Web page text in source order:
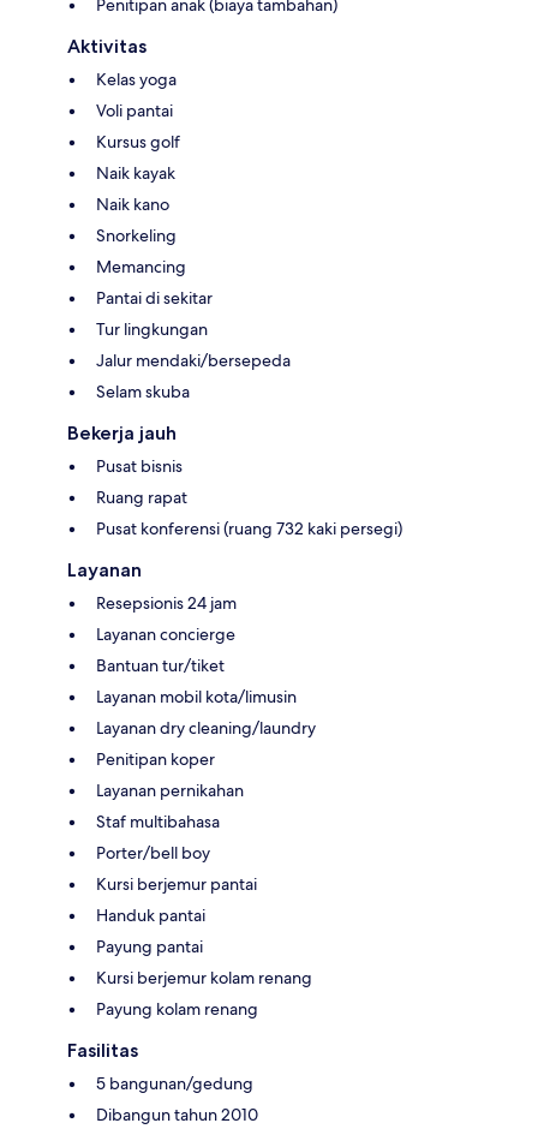
Penitipan anak (biaya tambahan)
Aktivitas
Kelas yoga
Voli pantai
Kursus golf
Naik kayak
Naik kano
Snorkeling
Memancing
Pantai di sekitar
Tur lingkungan
Jalur mendaki/bersepeda
Selam skuba
Bekerja jauh
Pusat bisnis
Ruang rapat
Pusat konferensi (ruang 732 kaki persegi)
Layanan
Resepsionis 24 jam
Layanan concierge
Bantuan tur/tiket
Layanan mobil kota/limusin
Layanan dry cleaning/laundry
Penitipan koper
Layanan pernikahan
Staf multibahasa
Porter/bell boy
Kursi berjemur pantai
Handuk pantai
Payung pantai
Kursi berjemur kolam renang
Payung kolam renang
Fasilitas
5 bangunan/gedung
Dibangun tahun 2010